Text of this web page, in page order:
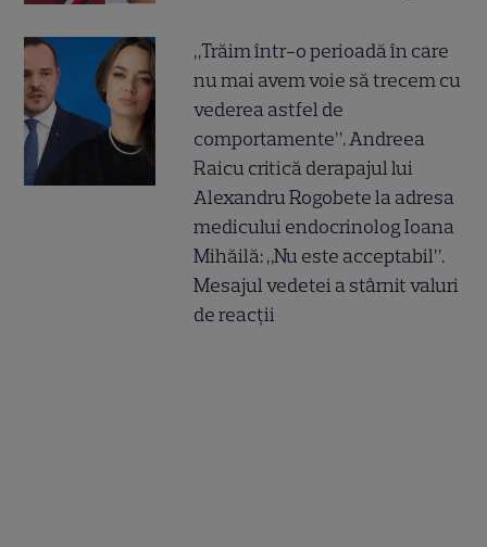
„Trăim într-o perioadă în care
nu mai avem voie să trecem cu
vederea astfel de
comportamente”. Andreea
Raicu critică derapajul lui
Alexandru Rogobete la adresa
medicului endocrinolog Ioana
Mihăilă: „Nu este acceptabil”.
Mesajul vedetei a stârnit valuri
de reacții